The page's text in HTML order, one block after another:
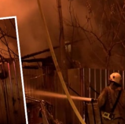
karşı 3 katlı ahşap
kısa sürede
ederek söndürdü.
geldi.